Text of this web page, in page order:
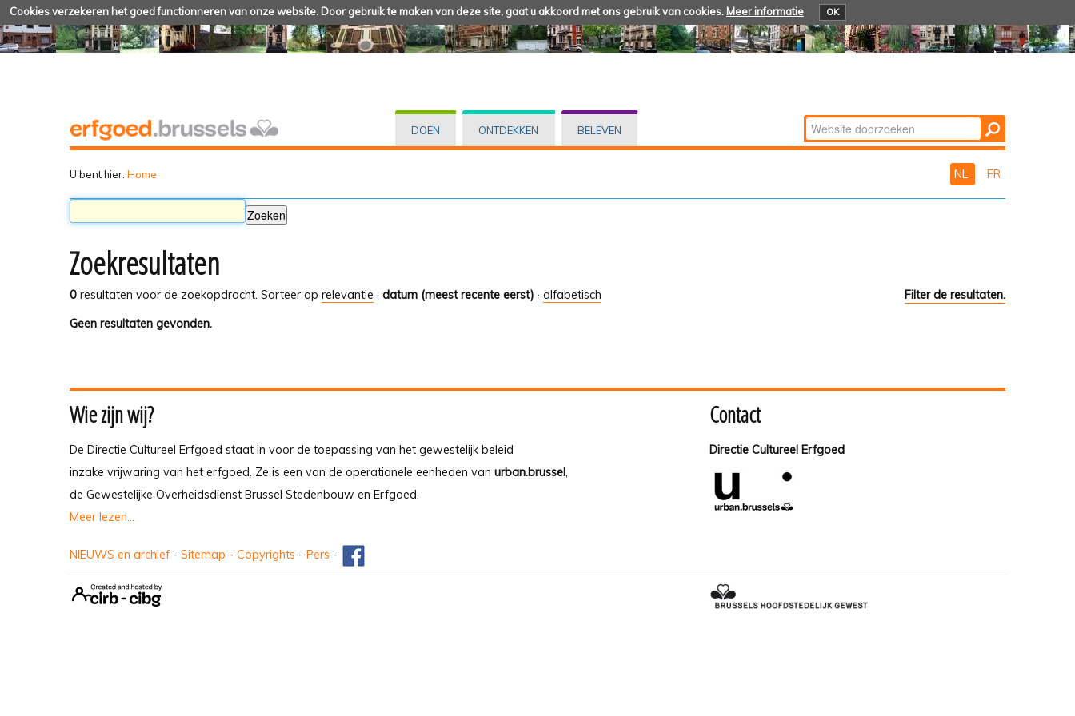
Cookies verzekeren het goed functionneren van onze website. Door gebruik te maken van deze site, gaat u akkoord met ons gebruik van cookies. Meer informatie OK
DOEN ONTDEKKEN BELEVEN Zoek
Geavanceerd
U bent hier: Home NL FR
Zoekresultaten
0 resultaten voor de zoekopdracht. Filter de resultaten.
Sorteer op relevantie · datum (meest recente eerst) · alfabetisch
Geen resultaten gevonden.
Wie zijn wij?
De Directie Cultureel Erfgoed staat in voor de toepassing van het gewestelijk beleid
inzake vrijwaring van het erfgoed. Ze is een van de operationele eenheden van urban.brussel,
de Gewestelijke Overheidsdienst Brussel Stedenbouw en Erfgoed.
Meer lezen...
Contact
Directie Cultureel Erfgoed
NIEUWS en archief - Sitemap - Copyrights - Pers -